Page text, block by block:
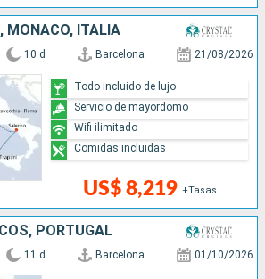
MONACO, ITALIA
10 d Barcelona 21/08/2026
US$ 8,219 +Tasas
Todo incluido de lujo
Servicio de mayordomo
Wifi ilimitado
Comidas incluidas
PORTUGAL
11 d Barcelona 01/10/2026